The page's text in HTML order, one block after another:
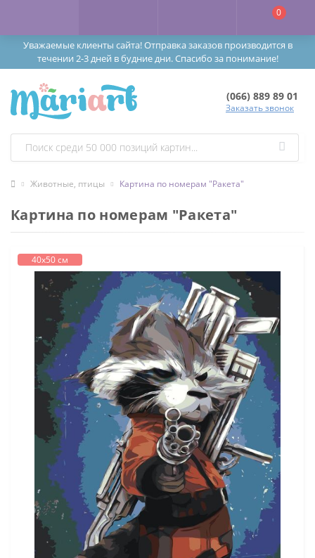
Уважаемые клиенты сайта! Отправка заказов производится в
течении 2-3 дней в будние дни. Спасибо за понимание!
0
(066) 889 89 01
Заказать звонок
Животные, птицы Картина по номерам "Ракета"
Картина по номерам "Ракета"
40х50 см